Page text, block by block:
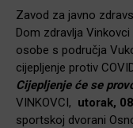
Zavod za javno
Dom zdravlja
osobe s područja
cijepljenje protiv
Cijepljenje će se
VINKOVCI, utorak,
sportskoj dvorani